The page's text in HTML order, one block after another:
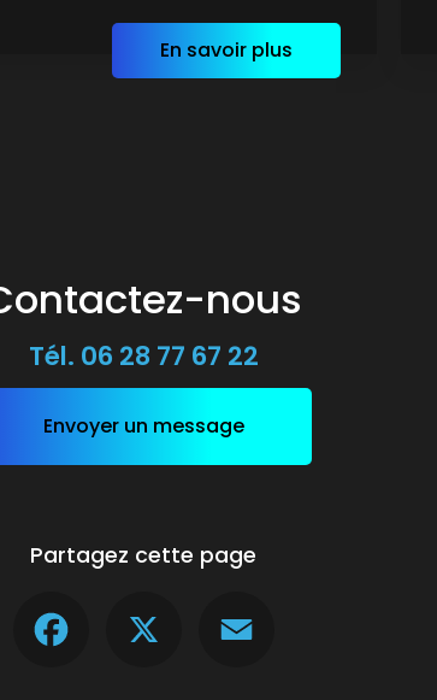
En savoir plus
nous
Tél. 06 28 77 67 22
Envoyer un message
Partagez cette page